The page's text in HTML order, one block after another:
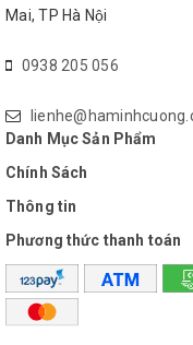
Nướng ngon
2000 W, 5
Mai, TP Hà Nội
0938 205 056
Danh Mục Sản Phẩm
Chính Sách
Thông tin
Phương thức thanh toán